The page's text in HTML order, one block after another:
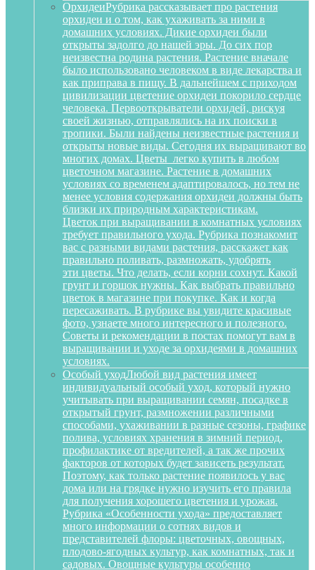
ОрхидеиРубрика рассказывает про растения
орхидеи и о том, как ухаживать за ними в
домашних условиях. Дикие орхидеи были
открыты задолго до нашей эры. До сих пор
неизвестна родина растения. Растение вначале
было использовано человеком в виде лекарства и
как приправа в пищу. В дальнейшем с приходом
цивилизации цветение орхидеи покорило сердце
человека. Первооткрыватели орхидей, рискуя
своей жизнью, отправлялись на их поиски в
тропики. Были найдены неизвестные растения и
открыты новые виды. Сегодня их выращивают во
многих домах. Цветы легко купить в любом
цветочном магазине. Растение в домашних
условиях со временем адаптировалось, но тем не
менее условия содержания орхидеи должны быть
близки их природным характеристикам.
Цветок при выращивании в комнатных условиях
требует правильного ухода. Рубрика познакомит
вас с разными видами растения, расскажет как
правильно поливать, размножать, удобрять
эти цветы. Что делать, если корни сохнут. Какой
грунт и горшок нужны. Как выбрать правильно
цветок в магазине при покупке. Как и когда
пересаживать. В рубрике вы увидите красивые
фото, узнаете много интересного и полезного.
Советы и рекомендации в постах помогут вам в
выращивании и уходе за орхидеями в домашних
условиях.
Особый уходЛюбой вид растения имеет
индивидуальный особый уход, который нужно
учитывать при выращивании семян, посадке в
открытый грунт, размножении различными
способами, ухаживании в разные сезоны, графике
полива, условиях хранения в зимний период,
профилактике от вредителей, а так же прочих
факторов от которых будет зависеть результат.
Поэтому, как только растение появилось у вас
дома или на грядке нужно изучить его правила
для получения хорошего цветения и урожая.
Рубрика «Особенности ухода» предоставляет
много информации о сотнях видов и
представителей флоры: цветочных, овощных,
плодово-ягодных культур, как комнатных, так и
садовых. Овощные культуры особенно